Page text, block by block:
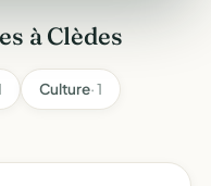
à Clèdes
Culture· 1